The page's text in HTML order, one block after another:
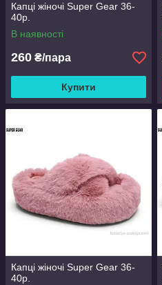
Капці жіночі Super Gear 36-
40р.
В наявності
260 ₴/пара
Купити
Капці жіночі Super Gear 36-
40р.